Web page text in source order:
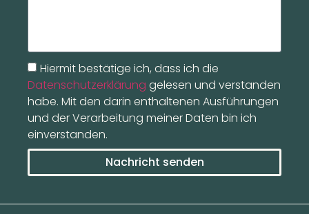
Hiermit bestätige ich, dass ich die
Datenschutzerklärung gelesen und verstanden
habe. Mit den darin enthaltenen Ausführungen
und der Verarbeitung meiner Daten bin ich
einverstanden.
Nachricht senden